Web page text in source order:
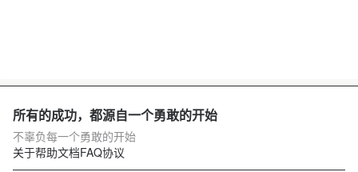
所有的成功，都源自一个勇敢的开始
不辜负每一个勇敢的开始
关于帮助文档FAQ协议